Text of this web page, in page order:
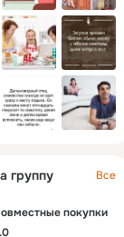
группу Все
покупки